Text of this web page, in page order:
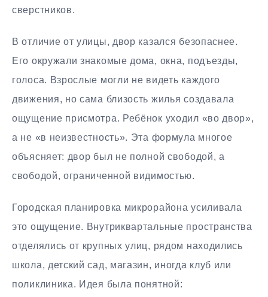
сверстников.
В отличие от улицы, двор казался безопаснее.
Его окружали знакомые дома, окна, подъезды,
голоса. Взрослые могли не видеть каждого
движения, но сама близость жилья создавала
ощущение присмотра. Ребёнок уходил «во двор»,
а не «в неизвестность». Эта формула многое
объясняет: двор был не полной свободой, а
свободой, ограниченной видимостью.
Городская планировка микрорайона усиливала
это ощущение. Внутриквартальные пространства
отделялись от крупных улиц, рядом находились
школа, детский сад, магазин, иногда клуб или
поликлиника. Идея была понятной: